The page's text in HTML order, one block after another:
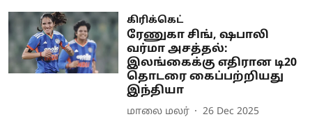
கிரிக்கெட்
ரேணுகா சிங், ஷபாலி
வர்மா அசத்தல்:
இலங்கைக்கு எதிரான டி20
தொடரை கைப்பற்றியது
இந்தியா
மாலை மலர்
26 Dec 2025